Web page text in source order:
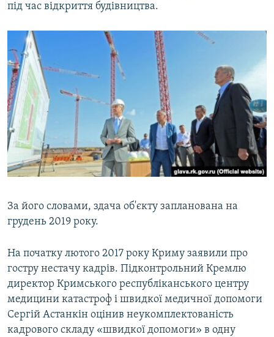
під час відкриття будівництва.
За його словами, здача об'єкту запланована на
грудень 2019 року.
На початку лютого 2017 року Криму заявили про
гостру нестачу кадрів. Підконтрольний Кремлю
директор Кримського республіканського центру
медицини катастроф і швидкої медичної допомоги
Сергій Астанкін оцінив неукомплектованість
кадрового складу «швидкої допомоги» в одну